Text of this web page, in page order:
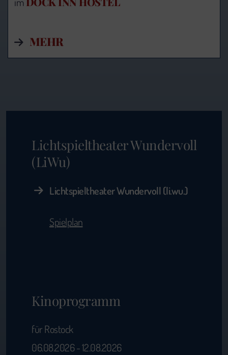
MEHR
Lichtspieltheater Wundervoll
(LiWu)
Lichtspieltheater Wundervoll (li.wu.)
Spielplan
Kinoprogramm
für Rostock
06.08.2026 - 12.08.2026